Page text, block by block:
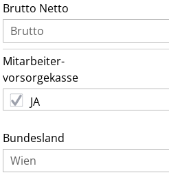
Brutto Netto
Mitarbeiter-
vorsorgekasse
Bundesland